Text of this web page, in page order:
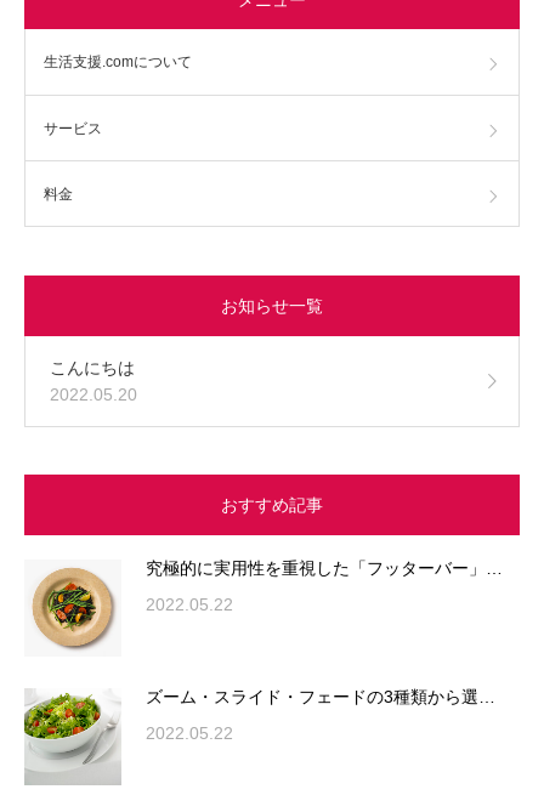
生活支援.comについて
サービス
料金
お知らせ一覧
こんにちは
2022.05.20
おすすめ記事
究極的に実用性を重視した「フッターバー」…
2022.05.22
ズーム・スライド・フェードの3種類から選…
2022.05.22